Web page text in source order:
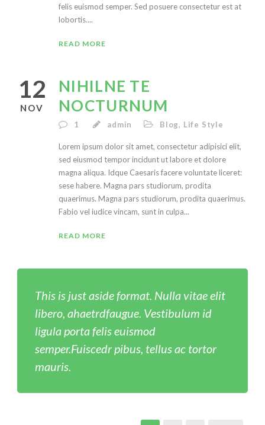
felis euismod semper. Sed posuere consectetur est at
lobortis....
READ MORE
12
NOV
NIHILNE TE
NOCTURNUM
1 admin Blog, Life Style
Lorem ipsum dolor sit amet, consectetur adipisici elit,
sed eiusmod tempor incidunt ut labore et dolore
magna aliqua. Idque Caesaris facere voluntate liceret:
sese habere. Magna pars studiorum, prodita
quaerimus. Magna pars studiorum, prodita quaerimus.
Fabio vel iudice vincam, sunt in culpa...
READ MORE
This is just aside format. Nulla vitae elit
libero, ahaetrdfaugue. Vestibulum id
ligula porta felis euismod
semper.Fuiscedr pibus, tellus ac tortor
mauris.